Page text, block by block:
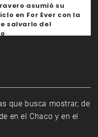
asumió su
en For Ever con la
salvarlo del
que busca mostrar, de
en el Chaco y en el